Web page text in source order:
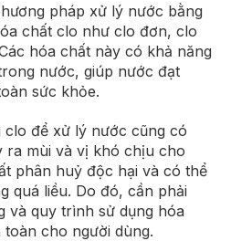
pháp xử lý nước bằng
chất clo như clo đơn, clo
hóa chất này có khả năng
nước, giúp nước đạt
sức khỏe.
clo để xử lý nước cũng có
ra mùi và vị khó chịu cho
phân huỷ độc hại và có thể
quá liều. Do đó, cần phải
và quy trình sử dụng hóa
cho người dùng.